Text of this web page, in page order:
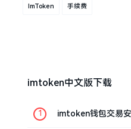
ImToken 手续费
imtoken中文版下载
imtoken钱包交易